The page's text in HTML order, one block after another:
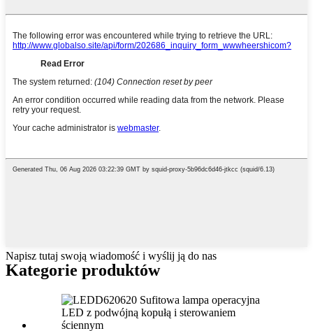
Napisz tutaj swoją wiadomość i wyślij ją do nas
Kategorie produktów